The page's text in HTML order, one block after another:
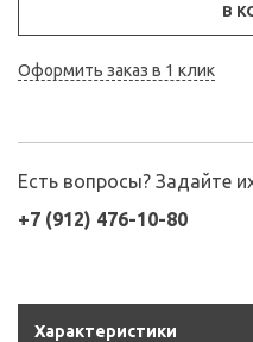
В
Оформить заказ в 1 клик
Есть вопросы? Задайте
+7 (912) 476-10-80
Характеристики